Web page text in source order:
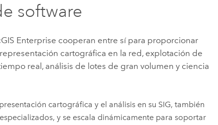
software
Enterprise cooperan entre sí para proporcionar
cartográfica en la red, explotación de
real, análisis de lotes de gran volumen y ciencia
cartográfica y el análisis en su SIG, también
y se escala dinámicamente para soportar